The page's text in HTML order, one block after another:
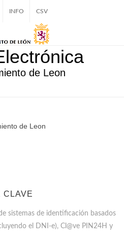
INFO CSV
de Leon
de Leon
CLAVE
sistemas de identificación basados
el DNI-e), Cl@ve PIN24H y